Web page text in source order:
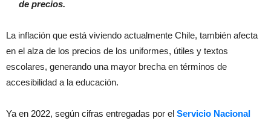
de precios.
La inflación que está viviendo actualmente Chile, también afecta
en el alza de los precios de los uniformes, útiles y textos
escolares, generando una mayor brecha en términos de
accesibilidad a la educación.
Ya en 2022, según cifras entregadas por el Servicio Nacional